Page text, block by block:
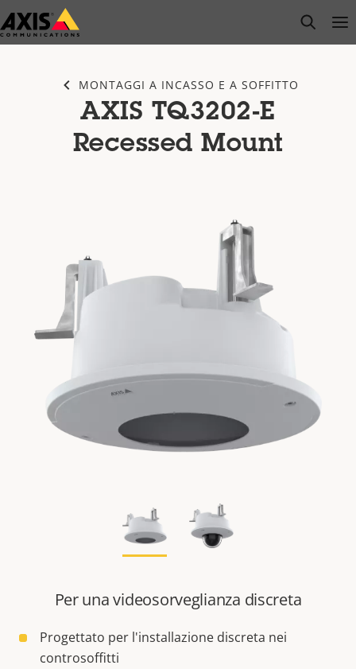
Salta
al
open
MONTAGGI A INCASSO E A SOFFITTO
AXIS TQ3202-E
Recessed Mount
Per una videosorveglianza discreta
Progettato per l'installazione discreta nei
controsoffitti